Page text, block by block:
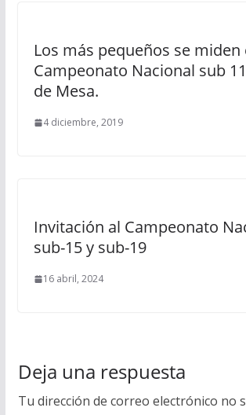
Los más pequeños se miden
Campeonato Nacional sub
de Mesa.
4 diciembre, 2019
Invitación al Campeonato
sub-15 y sub-19
16 abril, 2024
Deja una respuesta
Tu dirección de correo electrónico no